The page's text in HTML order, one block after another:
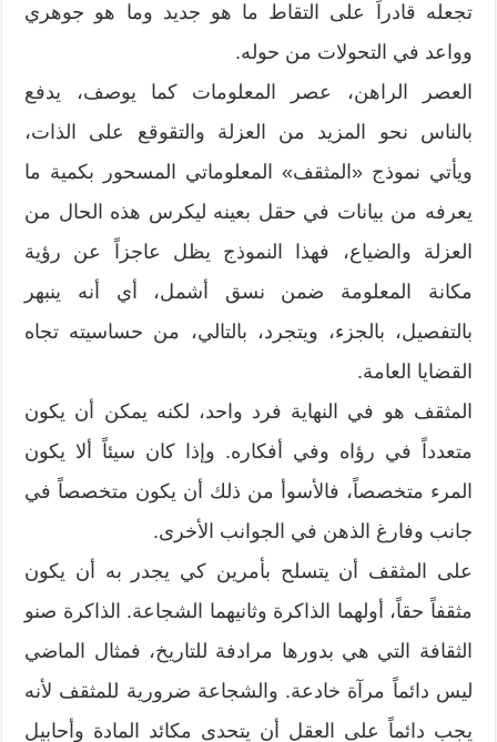
تجعله قادراً على التقاط ما هو جديد وما هو جوهري
وواعد في التحولات من حوله.
العصر الراهن، عصر المعلومات كما يوصف، يدفع
بالناس نحو المزيد من العزلة والتقوقع على الذات،
ويأتي نموذج «المثقف» المعلوماتي المسحور بكمية ما
يعرفه من بيانات في حقل بعينه ليكرس هذه الحال من
العزلة والضياع، فهذا النموذج يظل عاجزاً عن رؤية
مكانة المعلومة ضمن نسق أشمل، أي أنه ينبهر
بالتفصيل، بالجزء، ويتجرد، بالتالي، من حساسيته تجاه
القضايا العامة.
المثقف هو في النهاية فرد واحد، لكنه يمكن أن يكون
متعدداً في رؤاه وفي أفكاره. وإذا كان سيئاً ألا يكون
المرء متخصصاً، فالأسوأ من ذلك أن يكون متخصصاً في
جانب وفارغ الذهن في الجوانب الأخرى.
على المثقف أن يتسلح بأمرين كي يجدر به أن يكون
مثقفاً حقاً، أولهما الذاكرة وثانيهما الشجاعة. الذاكرة صنو
الثقافة التي هي بدورها مرادفة للتاريخ، فمثال الماضي
ليس دائماً مرآة خادعة. والشجاعة ضرورية للمثقف لأنه
يجب دائماً على العقل أن يتحدى مكائد المادة وأحابيل